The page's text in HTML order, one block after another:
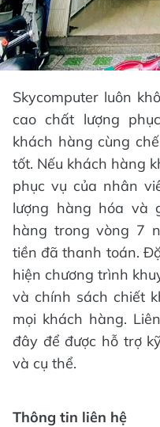
Skycomputer luôn
cao chất lượng
khách hàng cùng
tốt. Nếu khách hàng
phục vụ của nhân
lượng hàng hóa và
hàng trong vòng 7
tiền đã thanh toán.
hiện chương trình
và chính sách chiết
mọi khách hàng.
đây để được hỗ trợ
và cụ thể.
Thông tin liên hệ